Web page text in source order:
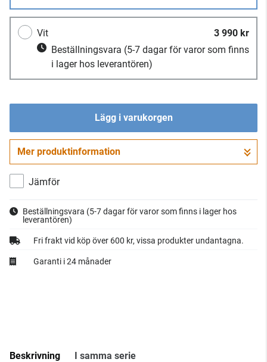
Vit
3 990 kr
Beställningsvara (5-7 dagar för varor som finns
i lager hos leverantören)
Lägg i varukorgen
Gå till kassan
Mer produktinformation
Jämför
Beställningsvara (5-7 dagar för varor som finns i lager hos
leverantören)
Fri frakt vid köp över 600 kr, vissa produkter undantagna.
Garanti i 24 månader
Beskrivning I samma serie